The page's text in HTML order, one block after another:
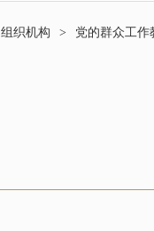
组织机构 > 党的群众工作